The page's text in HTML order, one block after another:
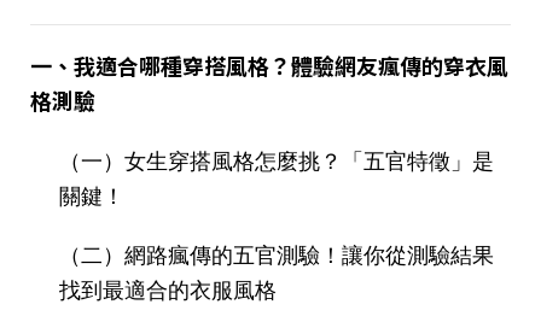
一、我適合哪種穿搭風格？體驗網友瘋傳的穿衣風
格測驗
（一）女生穿搭風格怎麼挑？「五官特徵」是
關鍵！
（二）網路瘋傳的五官測驗！讓你從測驗結果
找到最適合的衣服風格